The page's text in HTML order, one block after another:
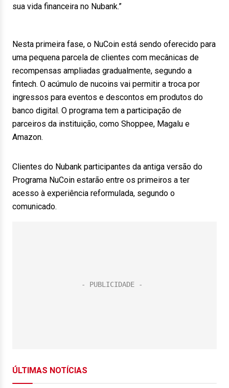
sua vida financeira no Nubank.”
Nesta primeira fase, o NuCoin está sendo oferecido para
uma pequena parcela de clientes com mecânicas de
recompensas ampliadas gradualmente, segundo a
fintech. O acúmulo de nucoins vai permitir a troca por
ingressos para eventos e descontos em produtos do
banco digital. O programa tem a participação de
parceiros da instituição, como Shoppee, Magalu e
Amazon.
Clientes do Nubank participantes da antiga versão do
Programa NuCoin estarão entre os primeiros a ter
acesso à experiência reformulada, segundo o
comunicado.